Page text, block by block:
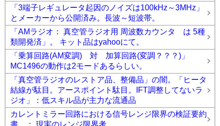
「3端子レギュレータ起因のノイズは100kHz～3MHz」
とメーカーから公開済み。長波～短波帯。
「AMラジオ： 真空管ラジオ用 周波数カウンタ は 5種
類開発済」。 キット品はyahooにて。
「乗算回路(AM変調) 対 加算回路(変調？？？)」
MC1496の動作は2モードあるらしい。
「真空管ラジオのレストア品、整備品」の闇。「ヒータ
結線が駄目。アースポイント駄目。IFT調整してないラ
ジオ」：低スキル品が主力な流通品
カレントミラー回路における信号レンジ限界の検証要約
書 ： 現実のレンジ限界考